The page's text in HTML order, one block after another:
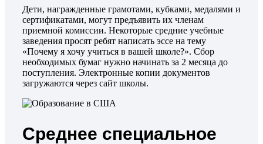
Дети, награжденные грамотами, кубками, медалями и
сертификатами, могут предъявить их членам
приемной комиссии. Некоторые средние учебные
заведения просят ребят написать эссе на тему
«Почему я хочу учиться в вашей школе?». Сбор
необходимых бумаг нужно начинать за 2 месяца до
поступления. Электронные копии документов
загружаются через сайт школы.
Среднее специальное